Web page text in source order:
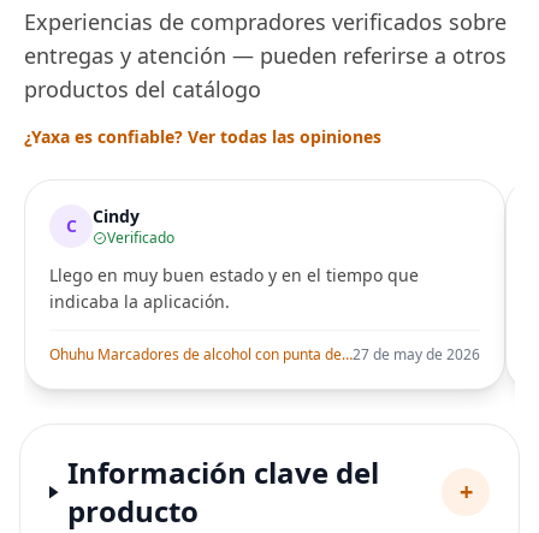
Experiencias de compradores verificados sobre
entregas y atención — pueden referirse a otros
productos del catálogo
¿Yaxa es confiable? Ver todas las opiniones
C Cindy
Verificado
Llego en muy buen estado y en el tiempo que
indicaba la aplicación.
Ohuhu Marcadores de alcohol con punta de pincel – Juego de marcadores artísticos de doble punta con certificación AP para artistas adultos27 de may de 2026
Información clave del
producto
+